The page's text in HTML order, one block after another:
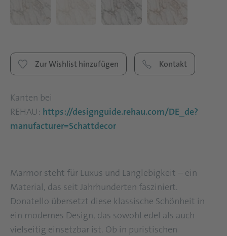
Zur Wishlist hinzufügen Kontakt
Kanten bei
REHAU: https://designguide.rehau.com/DE_de?
manufacturer=Schattdecor
Marmor steht für Luxus und Langlebigkeit – ein
Material, das seit Jahrhunderten fasziniert.
Donatello übersetzt diese klassische Schönheit in
ein modernes Design, das sowohl edel als auch
vielseitig einsetzbar ist. Ob in puristischen